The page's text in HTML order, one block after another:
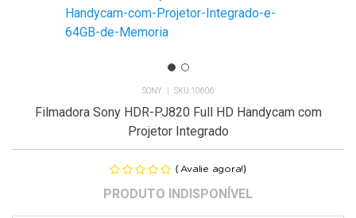
SONY 10606
Filmadora Sony HDR-PJ820 Full HD Handycam com
Projetor Integrado
(Avalie agora!)